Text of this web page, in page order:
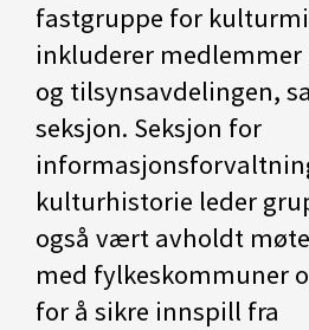
fastgruppe for
inkluderer medlemmer
og tilsynsavdelingen,
seksjon. Seksjon for
kulturhistorie leder
også vært avholdt
med fylkeskommuner
for å sikre innspill fra